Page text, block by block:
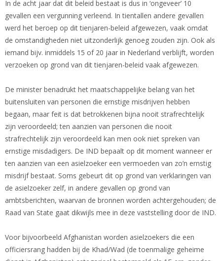
In de acht jaar dat dit beleid bestaat is dus in ‘ongeveer’ 10
gevallen een vergunning verleend. In tientallen andere gevallen
werd het beroep op dit tienjaren-beleid afgewezen, vaak omdat
de omstandigheden niet uitzonderlijk genoeg zouden zijn. Ook als
iemand bijv. inmiddels 15 of 20 jaar in Nederland verblijft, worden
verzoeken op grond van dit tienjaren-beleid vaak afgewezen.
De minister benadrukt het maatschappelijke belang van het
buitensluiten van personen die ernstige misdrijven hebben
begaan, maar feit is dat betrokkenen bijna nooit strafrechtelijk
zijn veroordeeld; ten aanzien van personen die nooit
strafrechtelijk zijn veroordeeld kan men ook niet spreken van
ernstige misdadigers. De IND bepaalt op dit moment wanneer er
ten aanzien van een asielzoeker een vermoeden van zo’n ernstig
misdrijf bestaat. Soms gebeurt dit op grond van verklaringen van
de asielzoeker zelf, in andere gevallen op grond van
ambtsberichten, waarvan de bronnen worden achtergehouden; de
Raad van State gaat dikwijls mee in deze vaststelling door de IND.
Voor bijvoorbeeld Afghanistan worden asielzoekers die een
officiersrang hadden bij de Khad/Wad (de toenmalige geheime